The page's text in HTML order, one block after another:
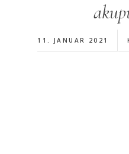
11. JANUAR 2021